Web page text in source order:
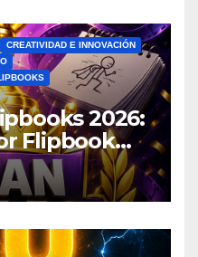
CREATIVIDAD E INNOVACIÓN
2026:
Flipbook